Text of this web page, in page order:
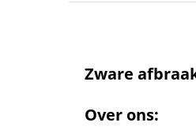
Zware
Over ons: